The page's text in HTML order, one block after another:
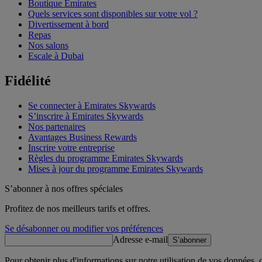
Boutique Emirates
Quels services sont disponibles sur votre vol ?
Divertissement à bord
Repas
Nos salons
Escale à Dubai
Fidélité
Se connecter à Emirates Skywards
S’inscrire à Emirates Skywards
Nos partenaires
Avantages Business Rewards
Inscrire votre entreprise
Règles du programme Emirates Skywards
Mises à jour du programme Emirates Skywards
S’abonner à nos offres spéciales
Profitez de nos meilleurs tarifs et offres.
Se désabonner ou modifier vos préférences
Adresse e-mail
S’abonner